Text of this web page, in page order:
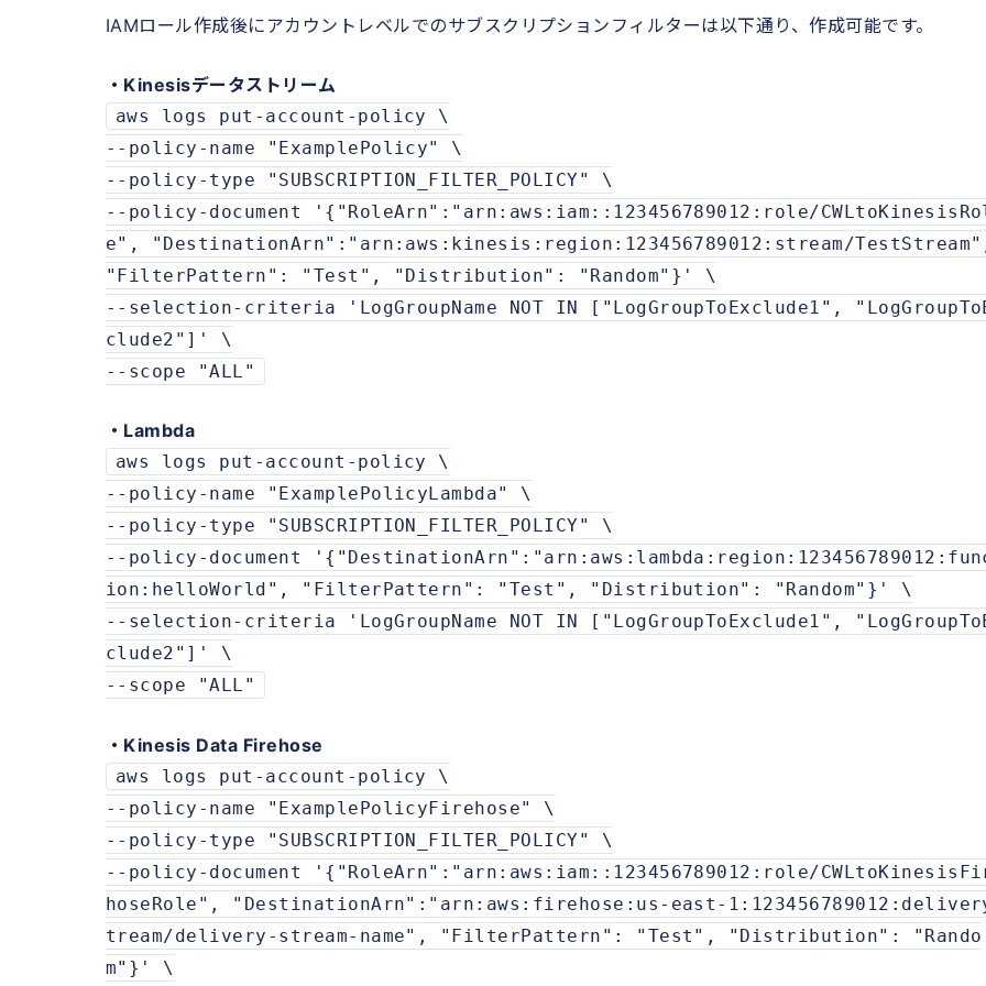
IAMロール作成後にアカウントレベルでのサブスクリプションフィルターは以下通り、作成可能です。
・Kinesisデータストリーム
aws logs put-account-policy \
--policy-name "ExamplePolicy" \
--policy-type "SUBSCRIPTION_FILTER_POLICY" \
--policy-document '{"RoleArn":"arn:aws:iam::123456789012:role/
e", "DestinationArn":"arn:aws:kinesis:region:123456789012:stream/
"FilterPattern": "Test", "Distribution": "Random"}' \
--selection-criteria 'LogGroupName NOT IN ["LogGroupToExclude1",
clude2"]' \
--scope "ALL"
・Lambda
aws logs put-account-policy \
--policy-name "ExamplePolicyLambda" \
--policy-type "SUBSCRIPTION_FILTER_POLICY" \
--policy-document
ion:helloWorld", "FilterPattern": "Test", "Distribution": "Random"}' \
--selection-criteria 'LogGroupName NOT IN ["LogGroupToExclude1",
clude2"]' \
--scope "ALL"
・Kinesis Data Firehose
aws logs put-account-policy \
--policy-name "ExamplePolicyFirehose" \
--policy-type "SUBSCRIPTION_FILTER_POLICY" \
--policy-document '{"RoleArn":"arn:aws:iam::123456789012:role/
hoseRole", "DestinationArn":"arn:aws:firehose:us-east-
tream/delivery-stream-name", "FilterPattern": "Test", "Distribution": "Rando
m"}' \